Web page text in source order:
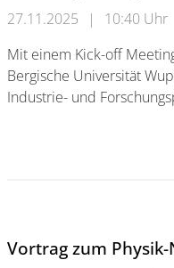
27.11.2025 |
10:40 Uhr
Mit einem Kick-off
Bergische Universität
Industrie- und
Vortrag zum